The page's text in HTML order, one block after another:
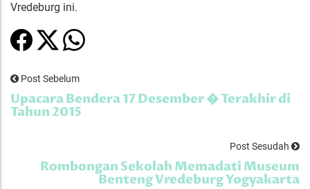
Vredeburg ini.
Post Sebelum
Upacara Bendera 17 Desember � Terakhir di
Tahun 2015
Post Sesudah
Rombongan Sekolah Memadati Museum
Benteng Vredeburg Yogyakarta